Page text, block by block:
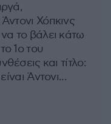
Χόπκινς
το βάλει κάτω
1ο του
και τίτλο:
Άντονι...